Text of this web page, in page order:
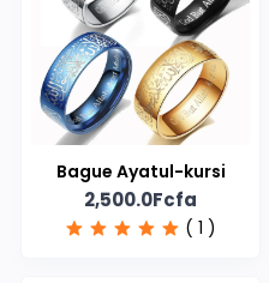
Bague Ayatul-kursi
2,500.0Fcfa
( 1 )